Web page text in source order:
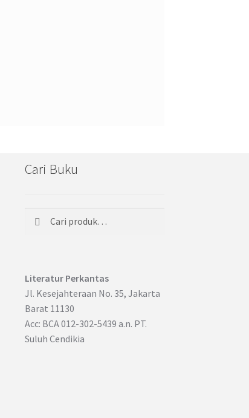
Cari Buku
Pencarian
Literatur Perkantas
Jl. Kesejahteraan No. 35, Jakarta
Barat 11130
Acc: BCA 012-302-5439 a.n. PT.
Suluh Cendikia